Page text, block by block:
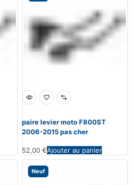
paire levier moto F800ST
2006-2015 pas cher
52,00 €Ajouter au panier
Neuf